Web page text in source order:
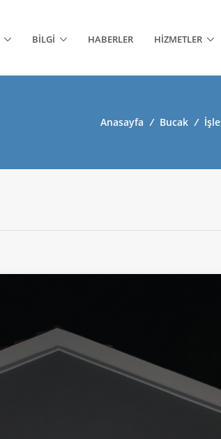
BILGI HABERLER HIZMETLER
Anasayfa / Bucak /